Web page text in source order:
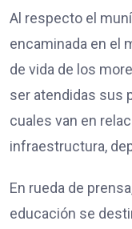
Al respecto el
encaminada en el
de vida de los
ser atendidas sus
cuales van en
infraestructura,
En rueda de
educación se